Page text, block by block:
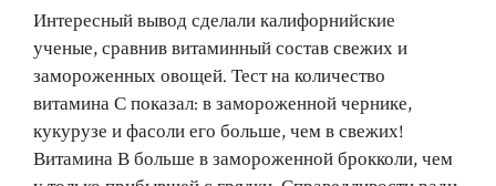
Интересный вывод сделали калифорнийские
ученые, сравнив витаминный состав свежих и
замороженных овощей. Тест на количество
витамина С показал: в замороженной чернике,
кукурузе и фасоли его больше, чем в свежих!
Витамина В больше в замороженной брокколи, чем